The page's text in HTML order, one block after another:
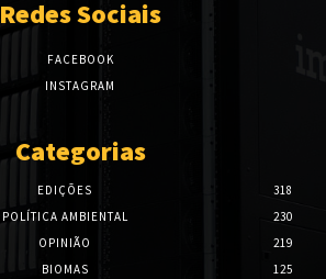
Redes Sociais
FACEBOOK
INSTAGRAM
Categorias
EDIÇÕES
318
POLÍTICA AMBIENTAL
230
OPINIÃO
219
BIOMAS
125